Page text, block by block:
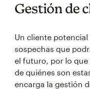
Gestión de
Un cliente
sospechas que
el futuro, por lo
de quiénes son
encarga la gestión